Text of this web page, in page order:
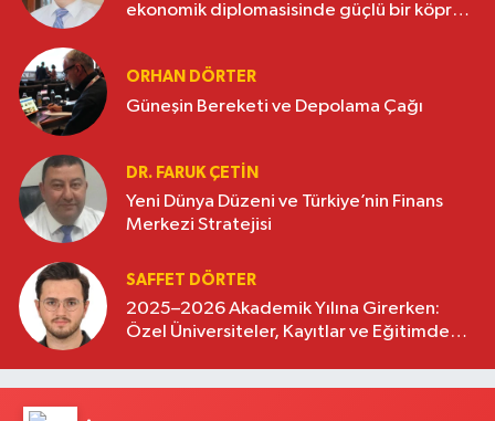
ekonomik diplomasisinde güçlü bir köprü
ORHAN DÖRTER
Güneşin Bereketi ve Depolama Çağı
DR. FARUK ÇETİN
Yeni Dünya Düzeni ve Türkiye’nin Finans
Merkezi Stratejisi
SAFFET DÖRTER
2025–2026 Akademik Yılına Girerken:
Özel Üniversiteler, Kayıtlar ve Eğitimde